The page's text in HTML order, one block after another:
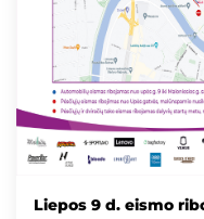
Liepos 9 d. eismo